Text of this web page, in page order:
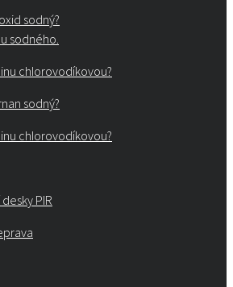
sodný?
sodného.
chlorovodíkovou?
sodný?
chlorovodíkovou?
PIR